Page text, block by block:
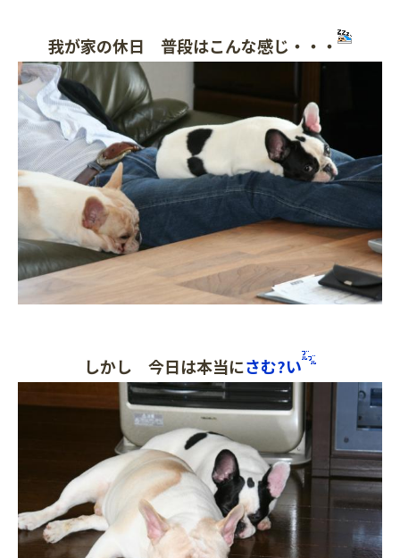
我が家の休日 普段はこんな感じ・・・
しかし 今日は本当にさむ?い